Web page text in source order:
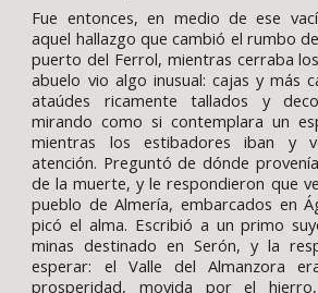
Fue entonces, en medio de ese
aquel hallazgo que cambió el rumbo
puerto del Ferrol, mientras cerraba
abuelo vio algo inusual: cajas y más
ataúdes ricamente tallados y
mirando como si contemplara un
mientras los estibadores iban y
atención. Preguntó de dónde
de la muerte, y le respondieron que
pueblo de Almería, embarcados en
picó el alma. Escribió a un primo
minas destinado en Serón, y la
esperar: el Valle del Almanzora
prosperidad, movida por el